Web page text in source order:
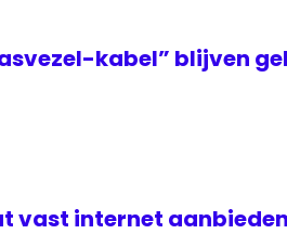
kabel” blijven
vast internet